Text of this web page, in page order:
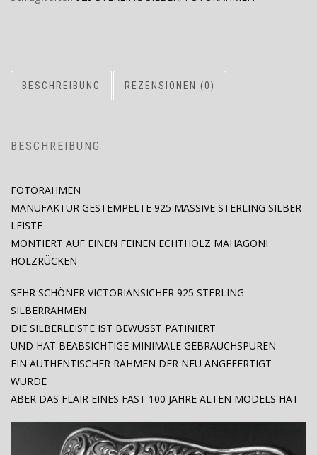
BESCHREIBUNG REZENSIONEN (0)
BESCHREIBUNG
FOTORAHMEN
MANUFAKTUR GESTEMPELTE 925 MASSIVE STERLING SILBER
LEISTE
MONTIERT AUF EINEN FEINEN ECHTHOLZ MAHAGONI
HOLZRÜCKEN
SEHR SCHÖNER VICTORIANSICHER 925 STERLING
SILBERRAHMEN
DIE SILBERLEISTE IST BEWUSST PATINIERT
UND HAT BEABSICHTIGE MINIMALE GEBRAUCHSPUREN
EIN AUTHENTISCHER RAHMEN DER NEU ANGEFERTIGT
WURDE
ABER DAS FLAIR EINES FAST 100 JAHRE ALTEN MODELS HAT